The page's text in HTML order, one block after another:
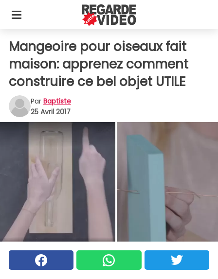
Mangeoire pour oiseaux fait
maison: apprenez comment
construire ce bel objet UTILE
Par Baptiste
25 Avril 2017